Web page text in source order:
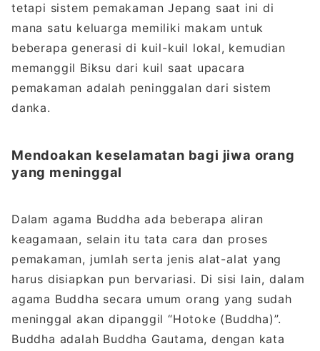
tetapi sistem pemakaman Jepang saat ini di
mana satu keluarga memiliki makam untuk
beberapa generasi di kuil-kuil lokal, kemudian
memanggil Biksu dari kuil saat upacara
pemakaman adalah peninggalan dari sistem
danka.
Mendoakan keselamatan bagi jiwa orang
yang meninggal
Dalam agama Buddha ada beberapa aliran
keagamaan, selain itu tata cara dan proses
pemakaman, jumlah serta jenis alat-alat yang
harus disiapkan pun bervariasi. Di sisi lain, dalam
agama Buddha secara umum orang yang sudah
meninggal akan dipanggil “Hotoke (Buddha)”.
Buddha adalah Buddha Gautama, dengan kata